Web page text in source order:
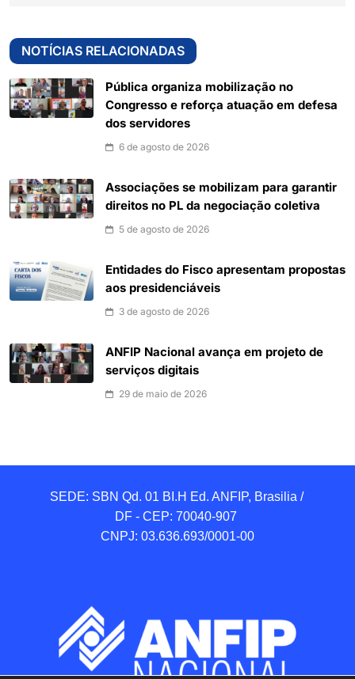
NOTÍCIAS RELACIONADAS
Pública organiza mobilização no
Congresso e reforça atuação em defesa
dos servidores
6 de agosto de 2026
Associações se mobilizam para garantir
direitos no PL da negociação coletiva
5 de agosto de 2026
Entidades do Fisco apresentam propostas
aos presidenciáveis
3 de agosto de 2026
ANFIP Nacional avança em projeto de
serviços digitais
29 de maio de 2026
SEDE: SBN Qd. 01 BI.H Ed. ANFIP, Brasilia /
DF - CEP: 70040-907
CNPJ: 03.636.693/0001-00